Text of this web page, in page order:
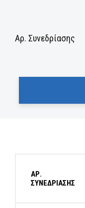
Αρ. Συνεδρίασης
ΑΡ.
ΣΥΝΕΔΡΙΑΣΗΣ